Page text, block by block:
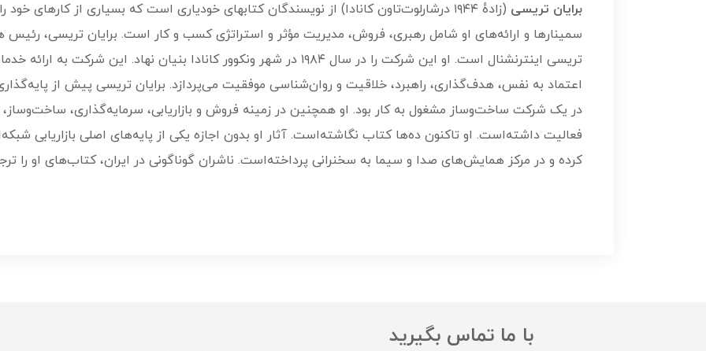
برایان تریسی
(زادهٔ ۱۹۴۴ درشارلوت‌تاون کانادا) از نویسندگان کتابهای خودیاری است که بسیاری از کارهای
سمینارها و ارائه‌های او شامل رهبری، فروش، مدیریت مؤثر و استراتژی کسب و کار است. برایان تریسی،
تریسی اینترنشنال است. او این شرکت را در سال ۱۹۸۴ در شهر ونکوور کانادا بنیان
اعتماد به نفس، هدف‌گذاری، راهبرد، خلاقیت و روان‌شناسی موفقیت می‌پردازد. برایان تریسی پیش از
در یک شرکت ساخت‌وساز مشغول به کار بود. او همچنین در زمینه فروش و بازاریابی، سرمایه‌گذاری، ساخت‌وساز،
کرده و در مرکز همایش‌های صدا و سیما به سخنرانی پرداخته‌است. ناشران گوناگونی در ایران، کتاب‌های او را
با ما تماس بگیرید